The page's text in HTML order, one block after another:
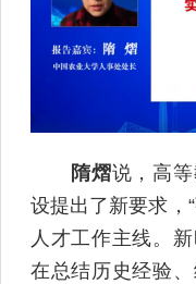
隋熠说，高
设提出了新要求，
人才工作主线。
在总结历史经验